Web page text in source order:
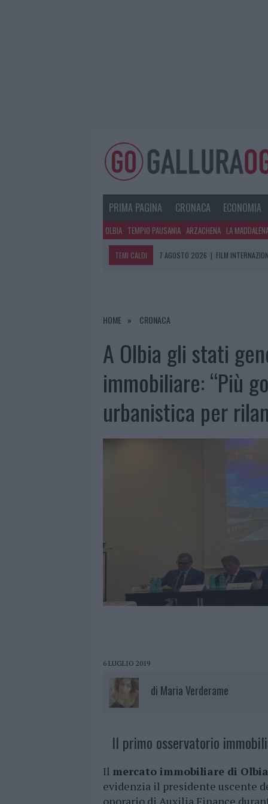
PRIMA PAGINA CRONACA ECONOMIA
OLBIA TEMPIO PAUSANIA ARZACHENA LA
TEMI CALDI 7 AGOSTO 2026 | FILM
7 AGOSTO 2026
|
HOME CRONACA
A Olbia gli stati
immobiliare: “Più
urbanistica per
6 LUGLIO 2019
di Maria Verderame
Il primo osservatorio
Il mercato immobiliare di
evidenzia il presidente uscente